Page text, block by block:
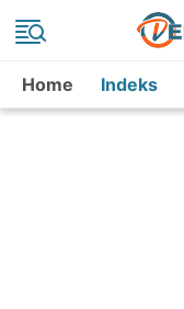
Home Indeks